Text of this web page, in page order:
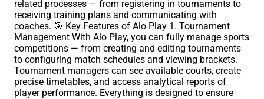
related processes — from registering in tournaments to
receiving training plans and communicating with
coaches. 🎯 Key Features of Alo Play 1. Tournament
Management With Alo Play, you can fully manage sports
competitions — from creating and editing tournaments
to configuring match schedules and viewing brackets.
Tournament managers can see available courts, create
precise timetables, and access analytical reports of
player performance. Everything is designed to ensure